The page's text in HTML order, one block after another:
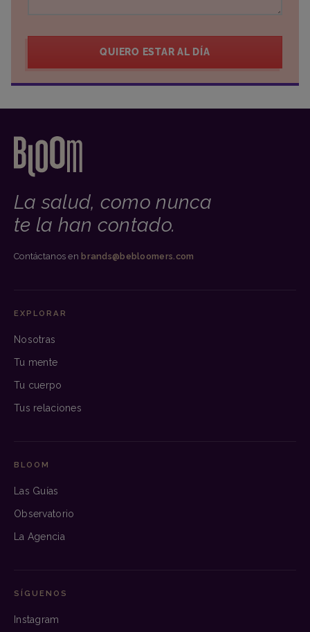
QUIERO ESTAR AL DÍA
La salud, como nunca
te la han contado.
Contáctanos en brands@bebloomers.com
EXPLORAR
Nosotras
Tu mente
Tu cuerpo
Tus relaciones
BLOOM
Las Guías
Observatorio
La Agencia
SÍGUENOS
Instagram